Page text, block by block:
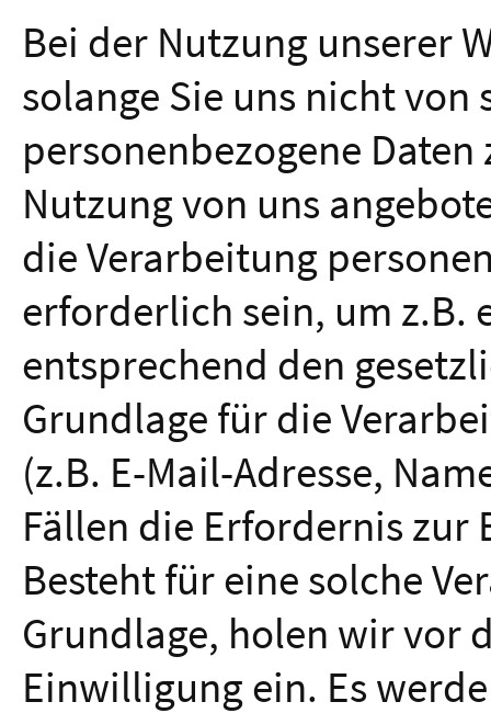
Bei der Nutzung unserer
solange Sie uns nicht
personenbezogene
Nutzung von uns
die Verarbeitung
erforderlich sein, um z.B.
entsprechend den
Grundlage für die
(z.B. E-Mail-Adresse,
Fällen die Erfordernis zur
Besteht für eine solche
Grundlage, holen wir vor
Einwilligung ein. Es